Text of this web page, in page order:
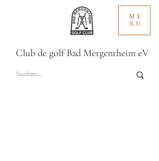
ME
NU
Club de golf Bad Mergentheim eV